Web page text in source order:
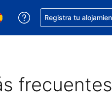
Tu moneda actual es
el idioma que prefieres.
Obtener ayuda con
Registra tu